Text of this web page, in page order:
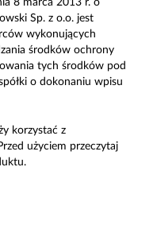
8 marca 2013 r. o
Sp. z o.o. jest
wykonujących
środków ochrony
tych środków pod
o dokonaniu wpisu
korzystać z
użyciem przeczytaj